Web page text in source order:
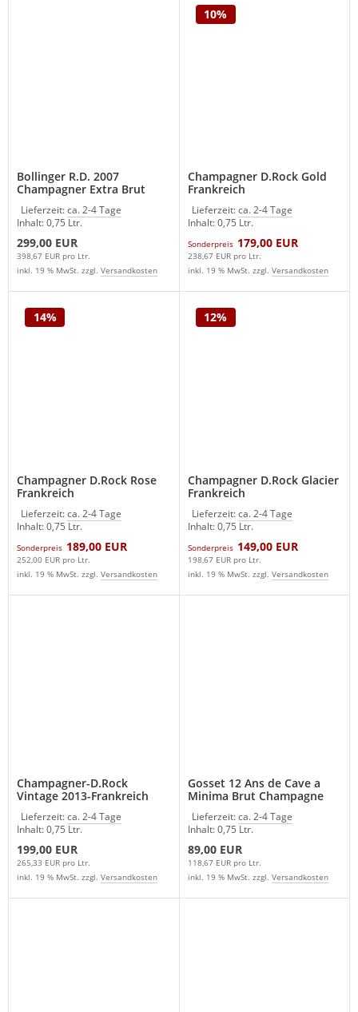
Bollinger R.D. 2007
Champagner Extra Brut
Lieferzeit:ca. 2-4 Tage
Inhalt: 0,75 Ltr.
299,00 EUR
398,67 EUR pro Ltr.
inkl. 19 % MwSt. zzgl. Versandkosten
Champagner D.Rock Gold
Frankreich
Lieferzeit:ca. 2-4 Tage
Inhalt: 0,75 Ltr.
Sonderpreis 179,00 EUR
10%
238,67 EUR pro Ltr.
inkl. 19 % MwSt. zzgl. Versandkosten
Champagner D.Rock Rose
Frankreich
Lieferzeit:ca. 2-4 Tage
Inhalt: 0,75 Ltr.
Sonderpreis 189,00 EUR
14%
252,00 EUR pro Ltr.
inkl. 19 % MwSt. zzgl. Versandkosten
Champagner D.Rock Glacier
Frankreich
Lieferzeit:ca. 2-4 Tage
Inhalt: 0,75 Ltr.
Sonderpreis 149,00 EUR
12%
198,67 EUR pro Ltr.
inkl. 19 % MwSt. zzgl. Versandkosten
Champagner-D.Rock
Vintage 2013-Frankreich
Lieferzeit:ca. 2-4 Tage
Inhalt: 0,75 Ltr.
199,00 EUR
265,33 EUR pro Ltr.
inkl. 19 % MwSt. zzgl. Versandkosten
Gosset 12 Ans de Cave a
Minima Brut Champagne
Lieferzeit:ca. 2-4 Tage
Inhalt: 0,75 Ltr.
89,00 EUR
118,67 EUR pro Ltr.
inkl. 19 % MwSt. zzgl. Versandkosten